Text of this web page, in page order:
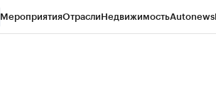
МероприятияОтраслиНедвижимостьAutonews